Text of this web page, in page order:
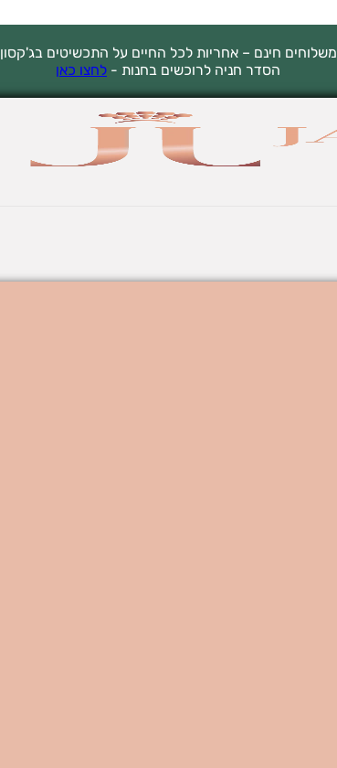
משלוחים חינם – אחריות לכל החיים על התכשיטים בג'קסון
הסדר חניה לרוכשים בחנות - לחצו כאן